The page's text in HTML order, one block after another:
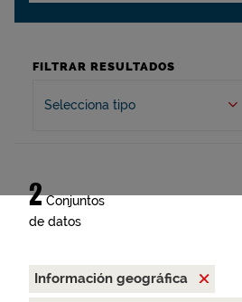
FILTRAR RESULTADOS
Selecciona tipo
2 Conjuntos
de datos
Información geográfica